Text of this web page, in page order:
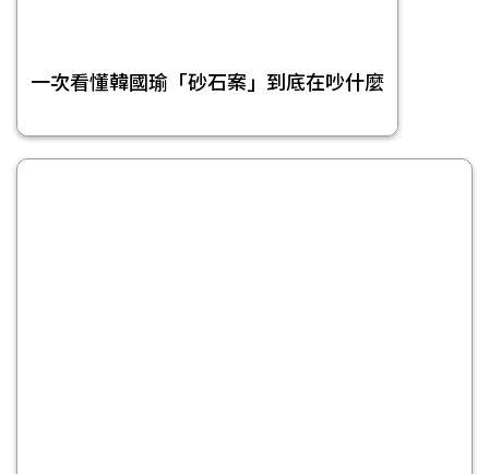
一次看懂韓國瑜「砂石案」到底在吵什麼